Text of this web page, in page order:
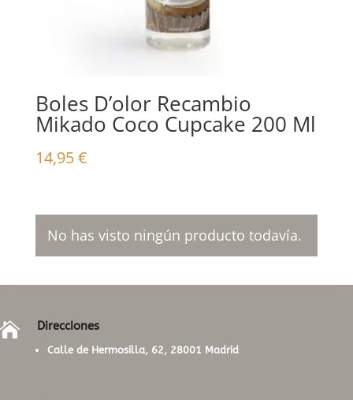
Boles D’olor Recambio
Mikado Coco Cupcake 200 Ml
14,95€
No has visto ningún producto todavía.
 Direcciones
Calle de Hermosilla, 62, 28001 Madrid